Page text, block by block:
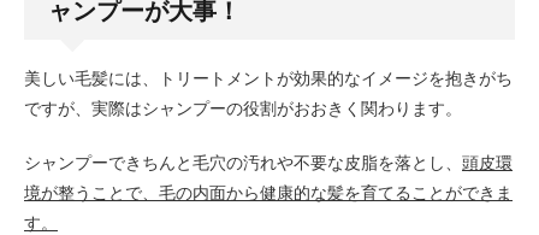
ャンプーが大事！
美しい毛髪には、トリートメントが効果的なイメージを抱きがち
ですが、実際はシャンプーの役割がおおきく関わります。
シャンプーできちんと毛穴の汚れや不要な皮脂を落とし、 頭皮環
境が整うことで、毛の内面から健康的な髪を育てることができま
す。